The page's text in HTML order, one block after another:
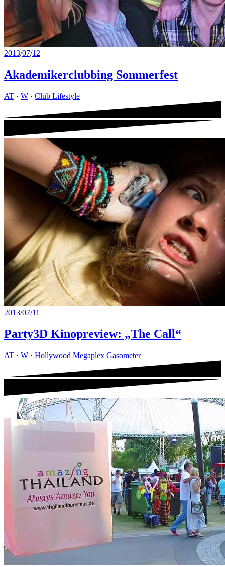
2013/07/12
Akademikerclubbing Sommerfest
AT · W · Club Lifestyle
2013/07/11
Party3D Kinopreview: „The Call“
AT · W · Hollywood Megaplex Gasometer